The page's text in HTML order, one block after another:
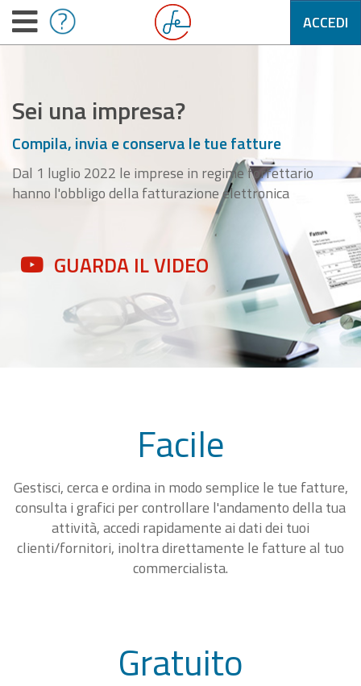
ACCEDI
Sei una impresa?
Compila, invia e conserva le tue fatture
Dal 1 luglio 2022 le imprese in regime forfettario
hanno l'obbligo della fatturazione elettronica
GUARDA IL VIDEO
Facile
Gestisci, cerca e ordina in modo semplice le tue fatture,
consulta i grafici per controllare l'andamento della tua
attività, accedi rapidamente ai dati dei tuoi
clienti/fornitori, inoltra direttamente le fatture al tuo
commercialista.
Gratuito